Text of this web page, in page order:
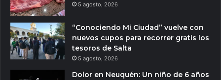
5 agosto, 2026
“Conociendo Mi Ciudad” vuelve con
nuevos cupos para recorrer gratis los
tesoros de Salta
5 agosto, 2026
Dolor en Neuquén: Un niño de 6 años